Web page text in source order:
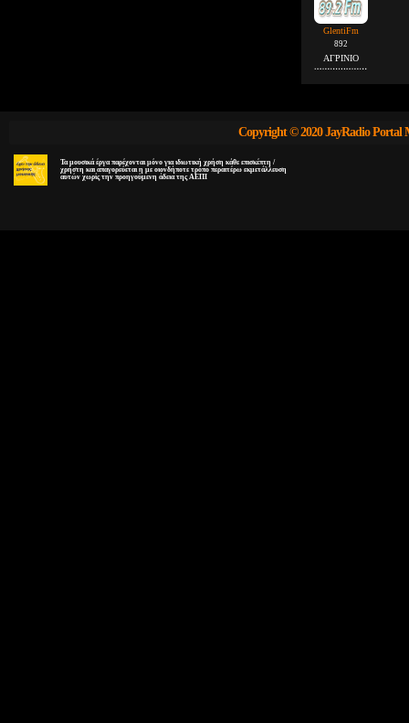
GlentiFm
892
ΑΓΡΙΝΙΟ
Copyright © 2020 JayRadio Portal
Τα μουσικά έργα παρέχονται μόνο για ιδιωτική χρήση κάθε επισκέπτη /
χρήστη και απαγορεύεται η με οιονδήποτε τρόπο περαιτέρω εκμετάλλευση
αυτών χωρίς την προηγούμενη άδεια της ΑΕΠΙ